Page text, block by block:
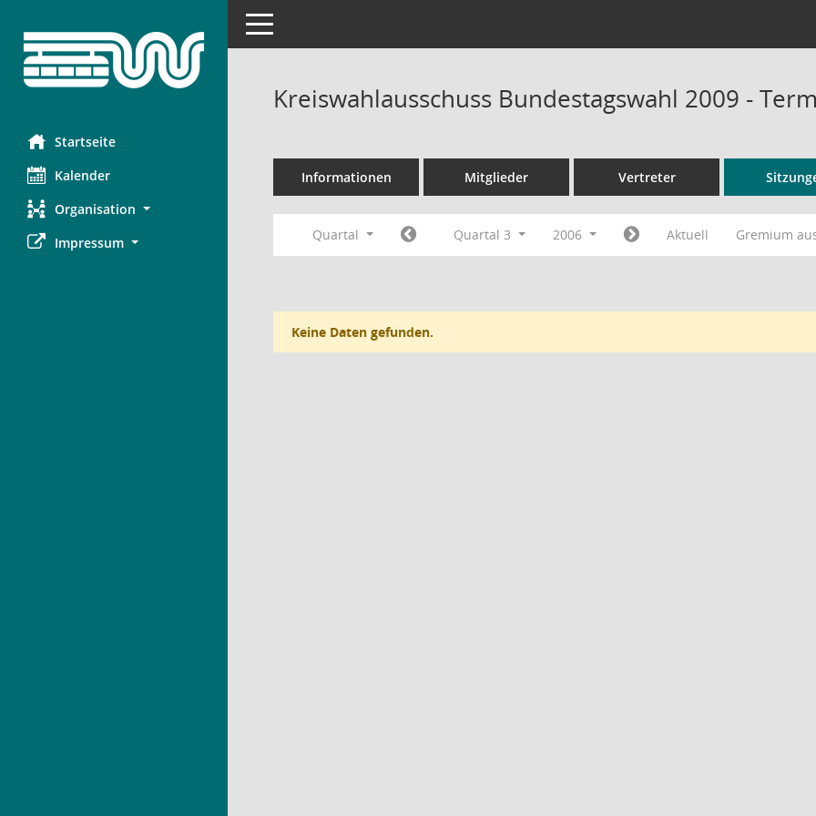
Startseite
Kalender
Organisation
Impressum
Toggle navigation
Kreiswahlausschuss Bundestagswahl 2009 -
Informationen Mitglieder Vertreter
Quartal Quartal 3 2006 Aktuell Gremium
Keine Daten gefunden.